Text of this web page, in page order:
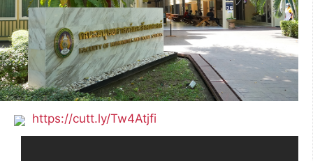
https://cutt.ly/Tw4Atjfi